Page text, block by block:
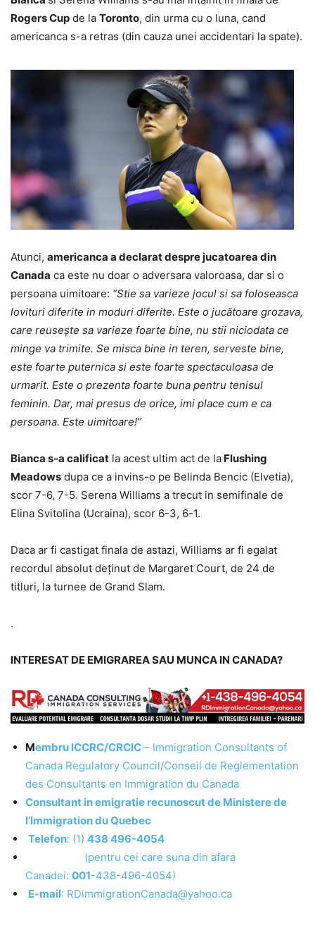
Rogers Cup de la Toronto, din urma cu o luna, cand
americanca s-a retras (din cauza unei accidentari la spate).
Atunci, americanca a declarat despre jucatoarea din
Canada ca este nu doar o adversara valoroasa, dar si o
persoana uimitoare: “Stie sa varieze jocul si sa foloseasca
lovituri diferite in moduri diferite. Este o jucătoare grozava,
care reusește sa varieze foarte bine, nu stii niciodata ce
minge va trimite. Se misca bine in teren, serveste bine,
este foarte puternica si este foarte spectaculoasa de
urmarit. Este o prezenta foarte buna pentru tenisul
feminin. Dar, mai presus de orice, imi place cum e ca
persoana. Este uimitoare!”
Bianca s-a calificat la acest ultim act de la Flushing
Meadows dupa ce a invins-o pe Belinda Bencic (Elvetia),
scor 7-6, 7-5. Serena Williams a trecut in semifinale de
Elina Svitolina (Ucraina), scor 6-3, 6-1.
Daca ar fi castigat finala de astazi, Williams ar fi egalat
recordul absolut deținut de Margaret Court, de 24 de
titluri, la turnee de Grand Slam.
.
INTERESAT DE EMIGRAREA SAU MUNCA IN CANADA?
Membru ICCRC/CRCIC – Immigration Consultants of
Canada Regulatory Council/Conseil de Reglementation
des Consultants en Immigration du Canada
Consultant in emigratie recunoscut de Ministere de
l’Immigration du Quebec
Telefon: (1) 438 496-4054
(pentru cei care suna din afara
Canadei: 001-438-496-4054)
E-mail: RDimmigrationCanada@yahoo.ca